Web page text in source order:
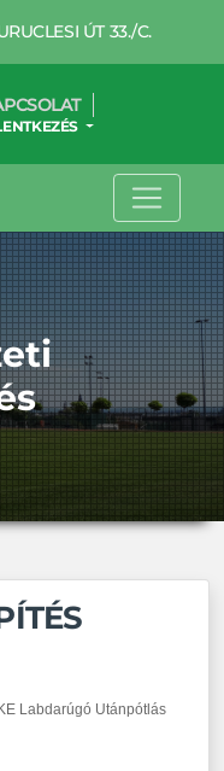
ÚT 33./C.
Labdarúgó Utánpótlás